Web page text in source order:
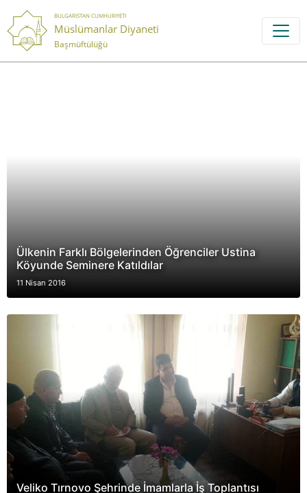
BULGARISTAN CUMHURIYETI
Müslümanlar Diyaneti
Başmüftülüğü
Ülkenin Farklı Bölgelerinden Öğrenciler Ustina
Köyunde Seminere Katıldılar
11 Nisan 2016
Veliko Tırnovo Şehrinde İmamlarla İş Toplantısı